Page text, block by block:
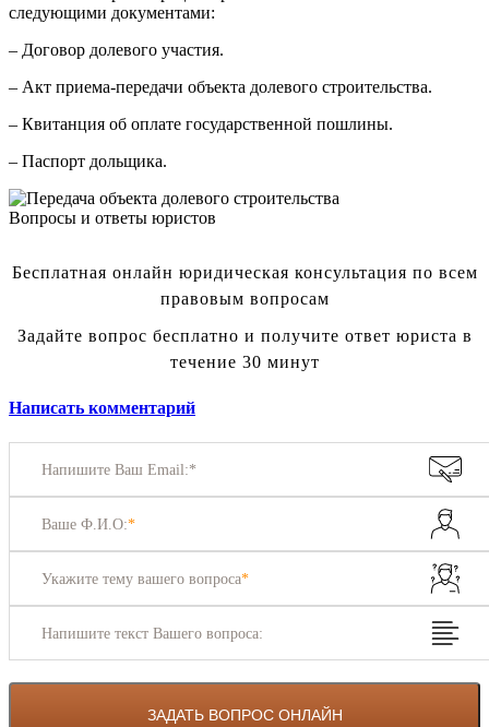
следующими документами:
– Договор долевого участия.
– Акт приема-передачи объекта долевого строительства.
– Квитанция об оплате государственной пошлины.
– Паспорт дольщика.
Вопросы и ответы юристов
Бесплатная онлайн юридическая консультация по всем
правовым вопросам
Задайте вопрос бесплатно и получите ответ юриста в
течение 30 минут
Написать комментарий
Напишите Ваш Email:*
Ваше Ф.И.О:*
Укажите тему вашего вопроса*
Напишите текст Вашего вопроса: